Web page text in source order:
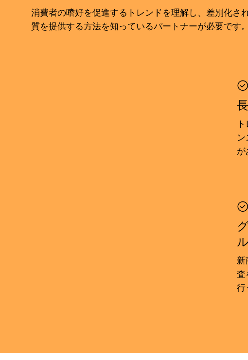
消費者の嗜好を促進するトレンドを理解し、差別化さ
質を提供する方法を知っているパートナーが必要です。
が
ル
新
査
行